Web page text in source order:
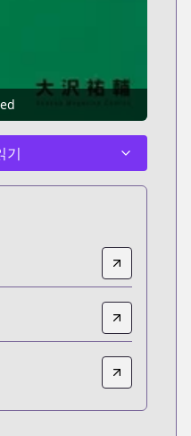
기
green-worldz/
title?code=1000006701